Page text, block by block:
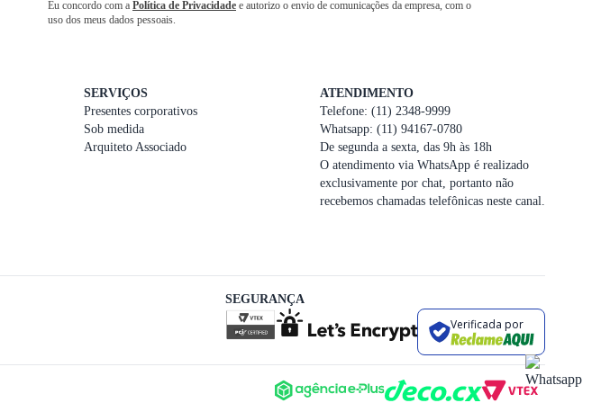
Eu concordo com a Política de Privacidade e autorizo o envio de comunicações da empresa, com o
uso dos meus dados pessoais.
SERVIÇOS
Presentes corporativos
Sob medida
Arquiteto Associado
ATENDIMENTO
Telefone: (11) 2348-9999
Whatsapp: (11) 94167-0780
De segunda a sexta, das 9h às 18h
O atendimento via WhatsApp é realizado
exclusivamente por chat, portanto não
recebemos chamadas telefônicas neste canal.
SEGURANÇA
Verificada por